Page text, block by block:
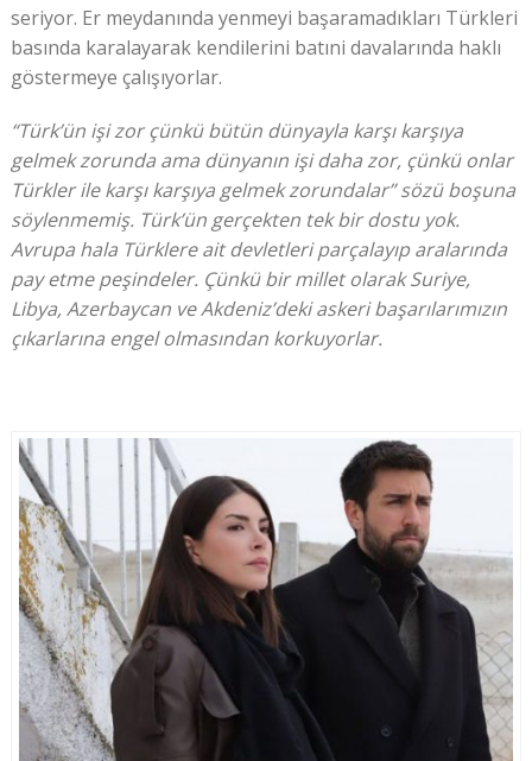
seriyor. Er meydanında yenmeyi başaramadıkları Türkleri
basında karalayarak kendilerini batıni davalarında haklı
göstermeye çalışıyorlar.
“Türk’ün işi zor çünkü bütün dünyayla karşı karşıya
gelmek zorunda ama dünyanın işi daha zor, çünkü onlar
Türkler ile karşı karşıya gelmek zorundalar” sözü boşuna
söylenmemiş. Türk’ün gerçekten tek bir dostu yok.
Avrupa hala Türklere ait devletleri parçalayıp aralarında
pay etme peşindeler. Çünkü bir millet olarak Suriye,
Libya, Azerbaycan ve Akdeniz’deki askeri başarılarımızın
çıkarlarına engel olmasından korkuyorlar.